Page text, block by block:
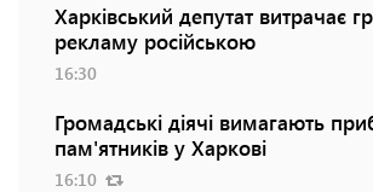
Харківський депутат витрачає
рекламу російською
16:30
Громадські діячі вимагають
пам'ятників у Харкові
16:10